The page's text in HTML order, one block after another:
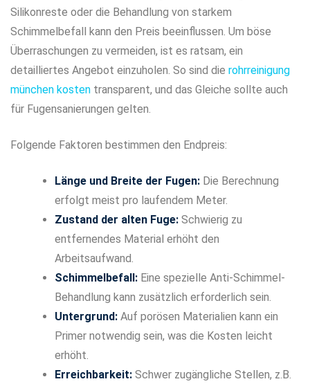
Silikonreste oder die Behandlung von starkem
Schimmelbefall kann den Preis beeinflussen. Um böse
Überraschungen zu vermeiden, ist es ratsam, ein
detailliertes Angebot einzuholen. So sind die rohrreinigung
münchen kosten transparent, und das Gleiche sollte auch
für Fugensanierungen gelten.
Folgende Faktoren bestimmen den Endpreis:
Länge und Breite der Fugen: Die Berechnung
erfolgt meist pro laufendem Meter.
Zustand der alten Fuge: Schwierig zu
entfernendes Material erhöht den
Arbeitsaufwand.
Schimmelbefall: Eine spezielle Anti-Schimmel-
Behandlung kann zusätzlich erforderlich sein.
Untergrund: Auf porösen Materialien kann ein
Primer notwendig sein, was die Kosten leicht
erhöht.
Erreichbarkeit: Schwer zugängliche Stellen, z.B.